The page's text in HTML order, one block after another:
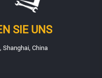
SIE UNS
Shanghai, China